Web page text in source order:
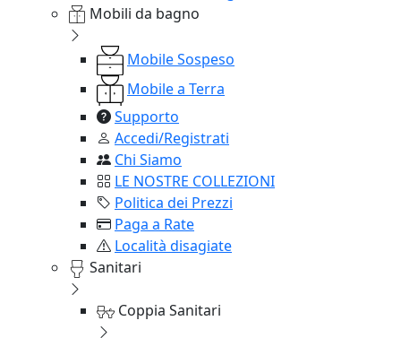
Mobili da bagno
Mobile Sospeso
Mobile a Terra
Supporto
Accedi/Registrati
Chi Siamo
LE NOSTRE COLLEZIONI
Politica dei Prezzi
Paga a Rate
Località disagiate
Sanitari
Coppia Sanitari